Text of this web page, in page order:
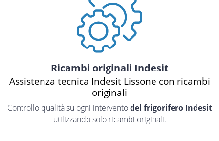
Ricambi originali Indesit
Assistenza tecnica Indesit Lissone con ricambi
originali
Controllo qualità su ogni interventodel frigorifero Indesit
utilizzando solo ricambi originali.